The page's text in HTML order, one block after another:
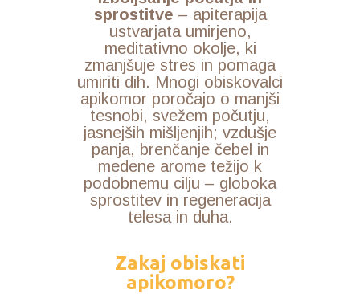
sprostitve – apiterapija
ustvarjata umirjeno,
meditativno okolje, ki
zmanjšuje stres in pomaga
umiriti dih. Mnogi obiskovalci
apikomor poročajo o manjši
tesnobi, svežem počutju,
jasnejših mišljenjih; vzdušje
panja, brenčanje čebel in
medene arome težijo k
podobnemu cilju – globoka
sprostitev in regeneracija
telesa in duha.
Zakaj obiskati
apikomoro?